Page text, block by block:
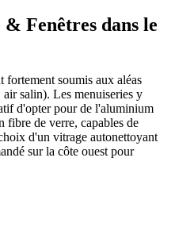
Fenêtres dans le
fortement soumis aux aléas
salin). Les menuiseries y
d'opter pour de l'aluminium
fibre de verre, capables de
d'un vitrage autonettoyant
sur la côte ouest pour